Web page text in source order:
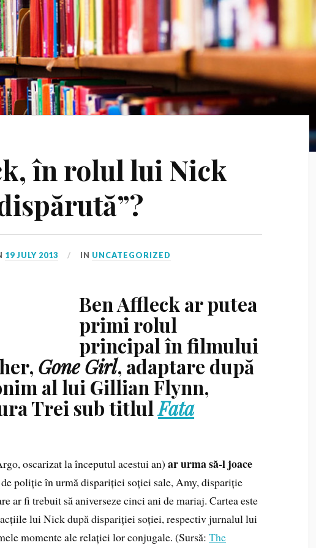
în rolul lui Nick
19 JULY 2013 IN UNCATEGORIZED
Ben Affleck ar putea
primi rolul
principal în filmului
Gone Girl, adaptare după
al lui Gillian Flynn,
Trei sub titlulFata
oscarizat la începutul acestui an)ar urma să-l joace
poliție în urmă dispariției soției sale, Amy, dispariție
ar fi trebuit să aniverseze cinci ani de mariaj. Cartea este
lui Nick după dispariției soției, respectiv jurnalul lui
momente ale relației lor conjugale. (Sursă:The